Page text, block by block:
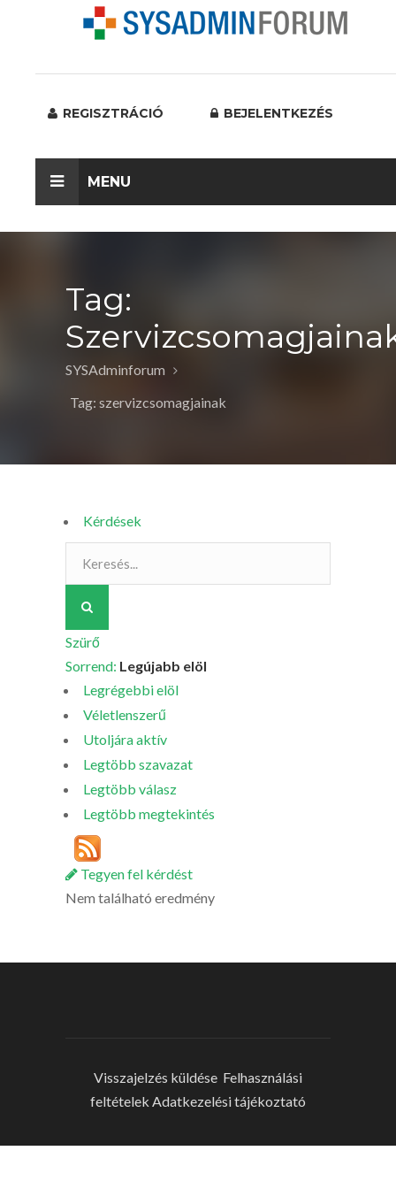
REGISZTRÁCIÓ BEJELENTKEZÉS
MENU
Tag:
SYSAdminforum
Tag: szervizcsomagjainak
Kérdések
Szürő
Sorrend: Legújabb elöl
Legrégebbi elöl
Véletlenszerű
Utoljára aktív
Legtöbb szavazat
Legtöbb válasz
Legtöbb megtekintés
Tegyen fel kérdést
Nem található eredmény
Visszajelzés küldése Felhasználási
feltételek Adatkezelési tájékoztató